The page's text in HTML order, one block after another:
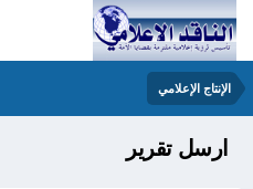
الإنتاج الإعلامي
ارسل تقرير